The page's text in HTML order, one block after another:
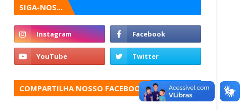
SIGA-NOS...
COMPARTILHA NOSSO FACEBOOK